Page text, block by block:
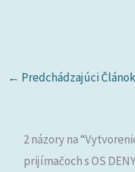
← Predchádzajúci Článok
2 názory na
prijímačoch s OS